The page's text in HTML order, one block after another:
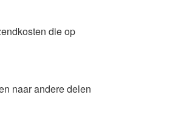
die op
naar andere delen